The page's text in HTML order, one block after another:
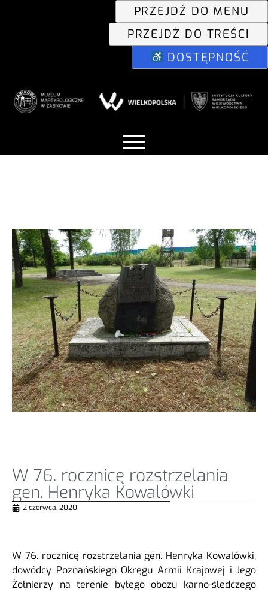
PRZEJDŹ DO MENU
PRZEJDŻ DO TREŚCI
DOSTĘPNOŚĆ
W 76. rocznicę rozstrzelania
gen. Henryka Kowalówki
2 czerwca, 2020
W 76. rocznicę rozstrzelania gen. Henryka Kowalówki,
dowódcy Poznańskiego Okręgu Armii Krajowej i Jego
Żołnierzy na terenie byłego obozu karno-śledczego